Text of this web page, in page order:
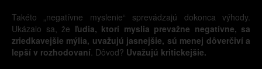
Takéto „negatívne myslenie“ sprevádzajú dokonca výhody.
Ukázalo sa, že ľudia, ktorí myslia prevažne negatívne, sa
zriedkavejšie mýlia, uvažujú jasnejšie, sú menej dôverčiví a
lepší v rozhodovaní. Dôvod? Uvažujú kritickejšie.